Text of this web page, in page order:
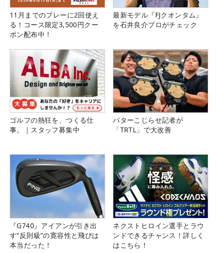
11月までのプレーに2回使え
る！コース限定3,500円クー
ポン配布中！
最新モデル『FJクオンタム』
を石井良介プロがチェック
ゴルフの熱狂を、つくる仕
事。｜スタッフ募集中
パターこじらせ記者が
「TRTL」で大改善
『G740』アイアンが引き出
す“反則級”の寛容性と飛びは
本当だった！
ネクストヒロイン選手とラウ
ンドできるチャンス！詳しく
はこちら！